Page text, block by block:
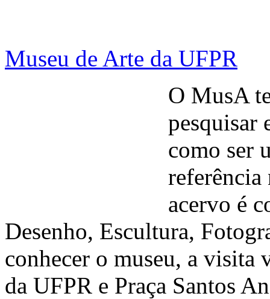
Museu de Arte da UFPR
O MusA
pesquisar
como ser
referência
acervo é
Desenho, Escultura,
conhecer o museu, a
da UFPR e Praça Santos